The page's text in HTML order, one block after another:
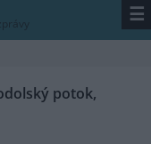
zprávy ☰
potok,